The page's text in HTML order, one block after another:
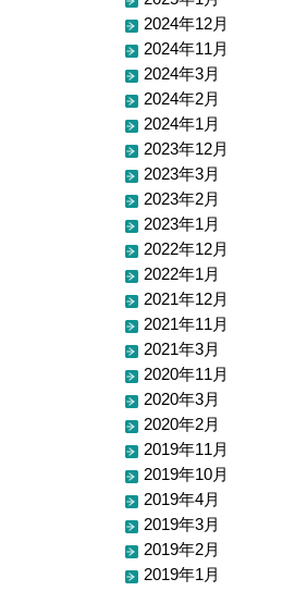
2024年12月
2024年11月
2024年3月
2024年2月
2024年1月
2023年12月
2023年3月
2023年2月
2023年1月
2022年12月
2022年1月
2021年12月
2021年11月
2021年3月
2020年11月
2020年3月
2020年2月
2019年11月
2019年10月
2019年4月
2019年3月
2019年2月
2019年1月